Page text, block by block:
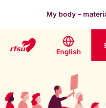
My body –
English